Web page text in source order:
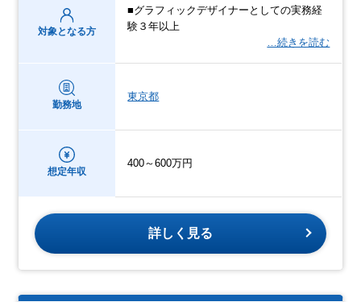
対象となる方
■グラフィックデザイナーとしての実務経
験３年以上
…続きを読む
勤務地
東京都
想定年収
400～600万円
詳しく見る